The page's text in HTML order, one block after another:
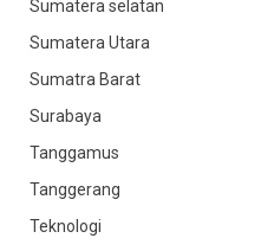
Sumatera selatan
Sumatera Utara
Sumatra Barat
Surabaya
Tanggamus
Tanggerang
Teknologi